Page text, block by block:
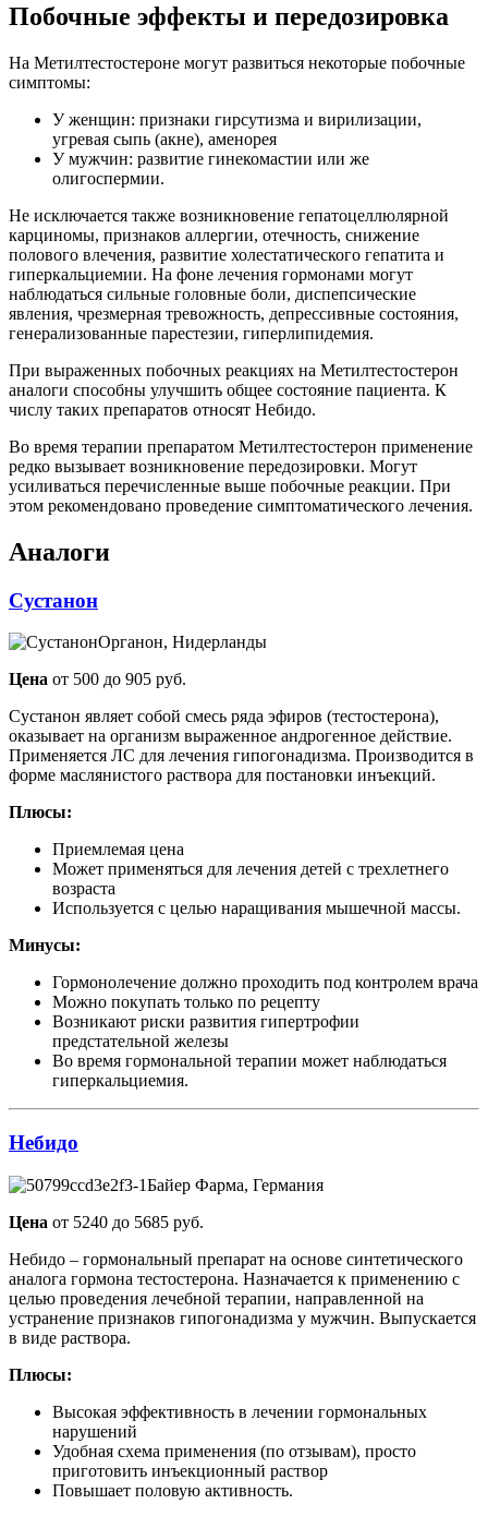
Побочные эффекты и передозировка
На Метилтестостероне могут развиться некоторые побочные
симптомы:
У женщин: признаки гирсутизма и вирилизации,
угревая сыпь (акне), аменорея
У мужчин: развитие гинекомастии или же
олигоспермии.
Не исключается также возникновение гепатоцеллюлярной
карциномы, признаков аллергии, отечность, снижение
полового влечения, развитие холестатического гепатита и
гиперкальциемии. На фоне лечения гормонами могут
наблюдаться сильные головные боли, диспепсические
явления, чрезмерная тревожность, депрессивные состояния,
генерализованные парестезии, гиперлипидемия.
При выраженных побочных реакциях на Метилтестостерон
аналоги способны улучшить общее состояние пациента. К
числу таких препаратов относят Небидо.
Во время терапии препаратом Метилтестостерон применение
редко вызывает возникновение передозировки. Могут
усиливаться перечисленные выше побочные реакции. При
этом рекомендовано проведение симптоматического лечения.
Аналоги
Сустанон
Органон, Нидерланды
Цена от 500 до 905 руб.
Сустанон являет собой смесь ряда эфиров (тестостерона),
оказывает на организм выраженное андрогенное действие.
Применяется ЛС для лечения гипогонадизма. Производится в
форме маслянистого раствора для постановки инъекций.
Плюсы:
Приемлемая цена
Может применяться для лечения детей с трехлетнего
возраста
Используется с целью наращивания мышечной массы.
Минусы:
Гормонолечение должно проходить под контролем врача
Можно покупать только по рецепту
Возникают риски развития гипертрофии
предстательной железы
Во время гормональной терапии может наблюдаться
гиперкальциемия.
Небидо
Байер Фарма, Германия
Цена от 5240 до 5685 руб.
Небидо – гормональный препарат на основе синтетического
аналога гормона тестостерона. Назначается к применению с
целью проведения лечебной терапии, направленной на
устранение признаков гипогонадизма у мужчин. Выпускается
в виде раствора.
Плюсы:
Высокая эффективность в лечении гормональных
нарушений
Удобная схема применения (по отзывам), просто
приготовить инъекционный раствор
Повышает половую активность.